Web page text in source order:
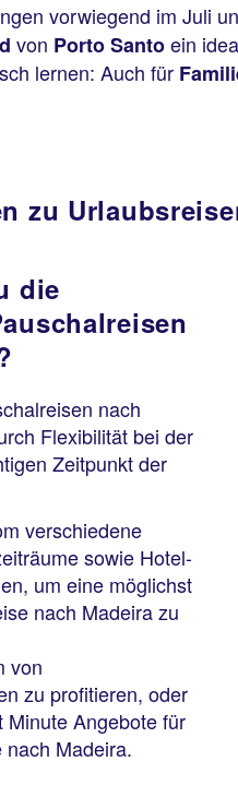
vorwiegend im Juli
von Porto Santoein
lernen: Auch für
zu
die
nach
Flexibilität bei der
Zeitpunkt der
verschiedene
sowie Hotel-
um eine möglichst
nach Madeira zu
von
zu profitieren, oder
Minute Angebote für
Madeira.